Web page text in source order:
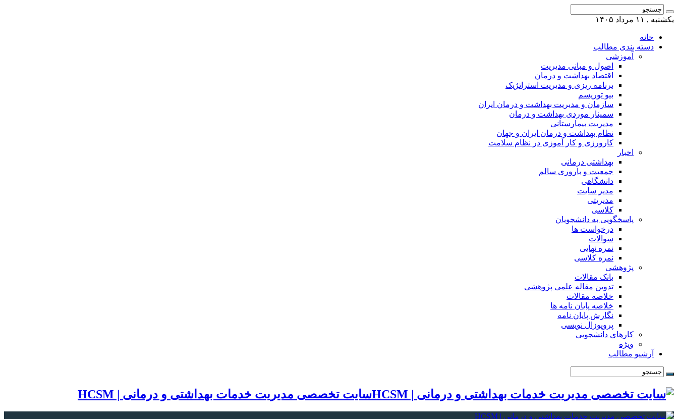
یکشنبه , ۱۱ مرداد ۱۴۰۵
خانه
دسته بندی مطالب
آموزشی
اصول و مبانی مدیریت
اقتصاد بهداشت و درمان
برنامه ریزی و مدیریت استراتژیک
بیو توریسم
سازمان و مدیریت بهداشت و درمان ایران
سمینار موردی بهداشت و درمان
مدیریت بیمارستانی
نظام بهداشت و درمان ایران و جهان
کارورزی و کار آموزی در نظام سلامت
اخبار
بهداشتی درمانی
جمعیت و باروری سالم
دانشگاهی
مدیر سایت
مدیریتی
کلاسی
پاسخگویی به دانشجویان
درخواست ها
سوالات
نمره نهایی
نمره کلاسی
پژوهشی
بانک مقالات
تدوین مقاله علمی پژوهشی
خلاصه مقالات
خلاصه پایان نامه ها
نگارش پایان نامه
پروپوزال نویسی
کارهای دانشجویی
ویژه
آرشیو مطالب
سایت تخصصی مدیریت خدمات بهداشتی و درمانی | HCSM